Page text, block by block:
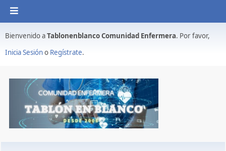
Bienvenido aTablonenblanco Comunidad Enfermera. Por favor,
Inicia Sesióno Regístrate.